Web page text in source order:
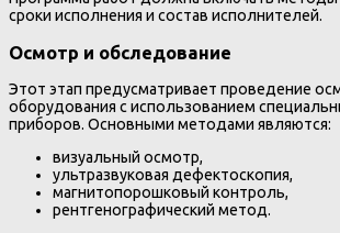
сроки исполнения и состав исполнителей.
Осмотр и обследование
Этот этап предусматривает проведение
оборудования с использованием
приборов. Основными методами являются:
визуальный осмотр,
ультразвуковая дефектоскопия,
магнитопорошковый контроль,
рентгенографический метод.